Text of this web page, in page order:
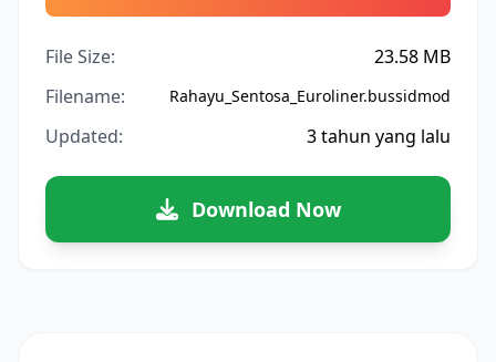
File Size:
23.58 MB
Filename:
Rahayu_Sentosa_Euroliner.bussidmod
Updated: 3 tahun yang lalu
Download Now